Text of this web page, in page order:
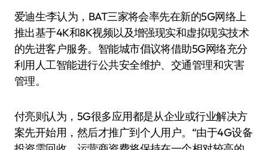
爱迪生·李认为，BAT三家将会率先在新的5G网络上
推出基于4K和8K视频以及增强现实和虚拟现实技术
的先进客户服务。智能城市倡议将借助5G网络充分
利用人工智能进行公共安全维护、交通管理和灾害
管理。
付亮则认为，5G很多应用都是从企业或行业解决方
案先开始用，然后才推广到个人用户。“由于4G设备